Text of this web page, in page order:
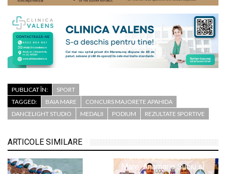
PUBLICAT ÎN:
SPORT
TAGGED:
BAIA MARE
CONCURS MAJORETE APAHIDA
DANCELIGHT STUDIO
MEDALII PODIUM REZULTATE SPORTIVE
ARTICOLE SIMILARE
Mândrie pentru Baia
Mare: Anamaria Suciu și